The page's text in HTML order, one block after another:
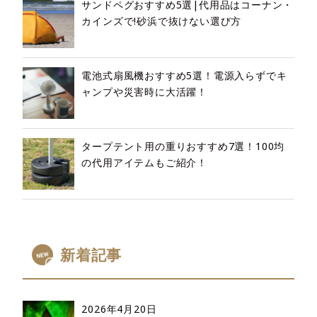
サンドペグおすすめ5選|代用品はコーナン・
カインズで!砂浜で抜けない選び方
電池式扇風機おすすめ5選！電源入らずでキ
ャンプや災害時に大活躍！
タープテント用の重りおすすめ7選！100均
の代用アイテムもご紹介！
新着記事
2026年4月20日